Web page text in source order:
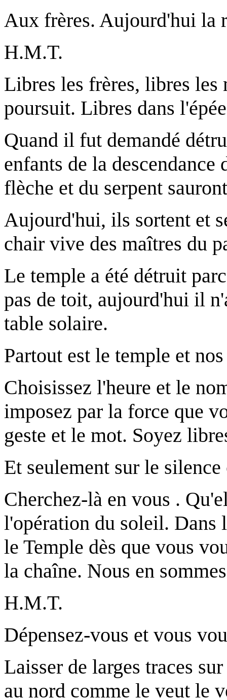
Aux frères. Aujourd'hui la
H.M.T.
Libres les frères, libres les
poursuit. Libres dans
Quand il fut demandé
enfants de la
flèche et du serpent
Aujourd'hui, ils sortent et
chair vive des maîtres du
Le temple a été détruit
pas de toit, aujourd'hui il
table solaire.
Partout est le temple et
Choisissez l'heure et le
imposez par la force que
geste et le mot. Soyez
Et seulement sur le
Cherchez-là en vous .
l'opération du soleil. Dans
le Temple dès que vous
la chaîne. Nous en
H.M.T.
Dépensez-vous et vous
Laisser de larges traces
au nord comme le veut le